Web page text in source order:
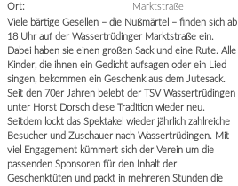
Ort:
Marktstraße
Viele bärtige Gesellen – die Nußmärtel – finden sich ab
18 Uhr auf der Wassertrüdinger Marktstraße ein.
Dabei haben sie einen großen Sack und eine Rute. Alle
Kinder, die ihnen ein Gedicht aufsagen oder ein Lied
singen, bekommen ein Geschenk aus dem Jutesack.
Seit den 70er Jahren belebt der TSV Wassertrüdingen
unter Horst Dorsch diese Tradition wieder neu.
Seitdem lockt das Spektakel wieder jährlich zahlreiche
Besucher und Zuschauer nach Wassertrüdingen. Mit
viel Engagement kümmert sich der Verein um die
passenden Sponsoren für den Inhalt der
Geschenktüten und packt in mehreren Stunden die